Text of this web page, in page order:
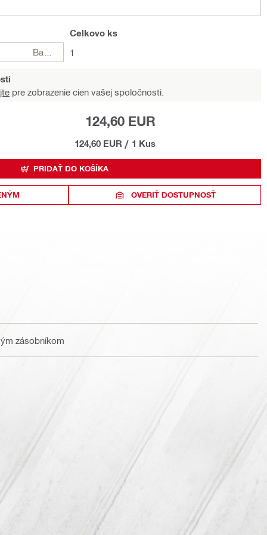
Celkovo ks
1
pre zobrazenie cien vašej spoločnosti.
124,60 EUR
124,60 EUR / 1 Kus
PRIDAŤ DO KOŠÍKA
OVERIŤ DOSTUPNOSŤ
zásobníkom